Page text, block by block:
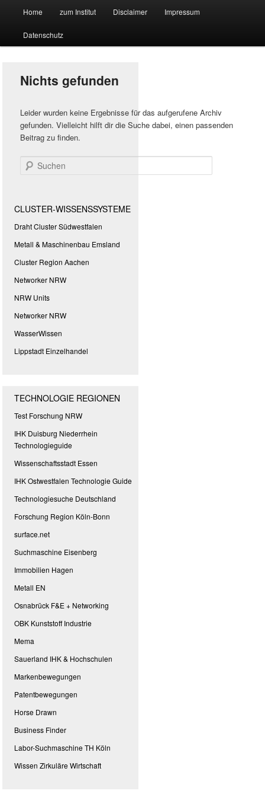
Suchmaschine Forschung und
Technologie
Zum
primären
springen
Zum
sekundären
springen
Home zum Institut Disclaimer Impressum
Datenschutz
Nichts gefunden
Leider wurden keine Ergebnisse für das aufgerufene Archiv
gefunden. Vielleicht hilft dir die Suche dabei, einen passenden
Beitrag zu finden.
Suchen
CLUSTER-WISSENSSYSTEME
Draht Cluster Südwestfalen
Metall & Maschinenbau Emsland
Cluster Region Aachen
Networker NRW
NRW Units
Networker NRW
WasserWissen
Lippstadt Einzelhandel
TECHNOLOGIE REGIONEN
Test Forschung NRW
IHK Duisburg Niederrhein
Technologieguide
Wissenschaftsstadt Essen
IHK Ostwestfalen Technologie Guide
Technologiesuche Deutschland
Forschung Region Köln-Bonn
surface.net
Suchmaschine Eisenberg
Immobilien Hagen
Metall EN
Osnabrück F&E + Networking
OBK Kunststoff Industrie
Mema
Sauerland IHK & Hochschulen
Markenbewegungen
Patentbewegungen
Horse Drawn
Business Finder
Labor-Suchmaschine TH Köln
Wissen Zirkuläre Wirtschaft